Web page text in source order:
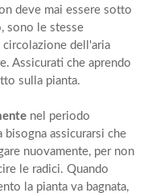
deve mai essere sotto
sono le stesse
circolazione dell'aria
Assicurati che aprendo
sulla pianta.
nel periodo
assicurarsi che
nuovamente, per non
le radici. Quando
la pianta va bagnata,